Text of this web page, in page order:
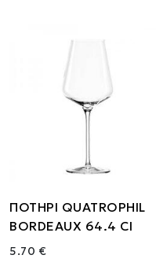
ΠΟΤΗΡΙ QUATROPHIL
BORDEAUX 64.4 Cl
5.70 €